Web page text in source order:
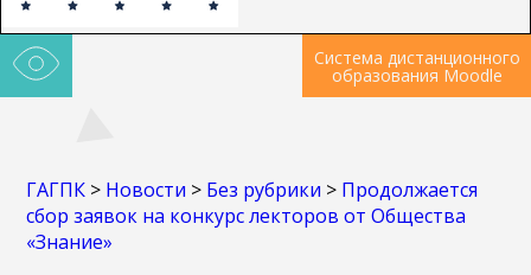
Система дистанционного
образования Moodle
ГАГПК > Новости > Без рубрики > Продолжается
сбор заявок на конкурс лекторов от Общества
«Знание»